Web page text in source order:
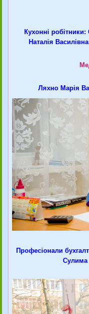
Кухонні робітники:
Наталія
Ляхно Марія
Професіонали
Сулима